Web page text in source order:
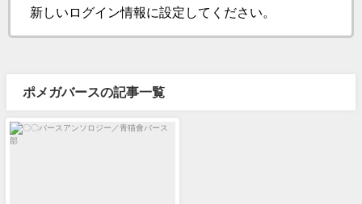
新しいログイン情報に設定してください。
ポメガバースの記事一覧